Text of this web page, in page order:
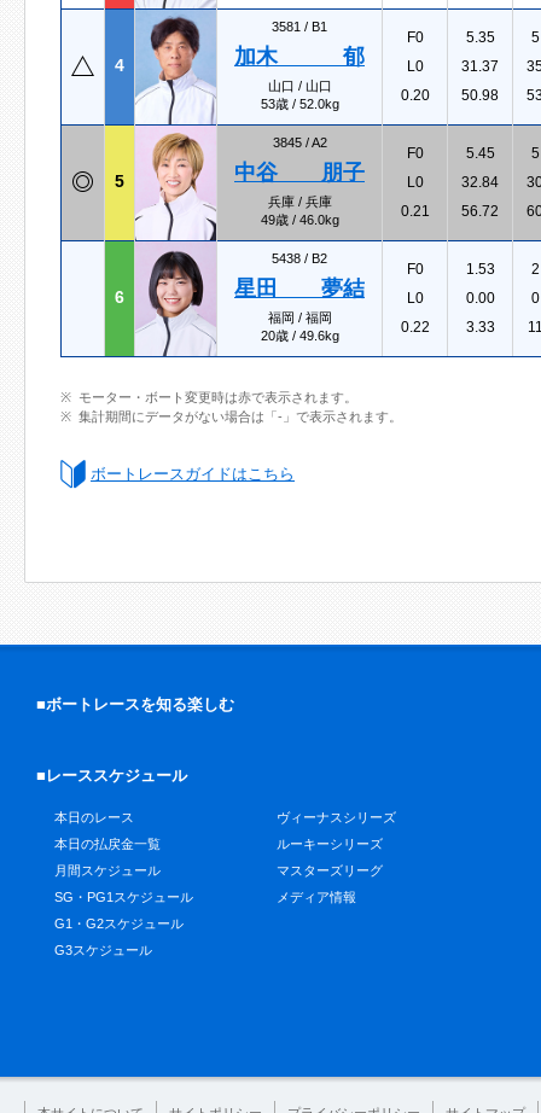
4
3581 / B1
加木 郁
山口 / 山口
53歳 / 52.0kg
F0
L0
0.20
5.35
31.37
50.98
5
3845 /A2
中谷 朋子
兵庫 / 兵庫
49歳 / 46.0kg
F0
L0
0.21
5.45
32.84
56.72
6
5438 / B2
星田 夢結
福岡 / 福岡
20歳 / 49.6kg
F0
L0
0.22
1.53
0.00
3.33
モーター・ボート変更時は赤で表示されます。
集計期間にデータがない場合は「-」で表示されます。
ボートレースガイドはこちら
■ボートレースを知る楽しむ
■レーススケジュール
本日のレース
本日の払戻金一覧
月間スケジュール
SG・PG1スケジュール
G1・G2スケジュール
G3スケジュール
ヴィーナスシリーズ
ルーキーシリーズ
マスターズリーグ
メディア情報